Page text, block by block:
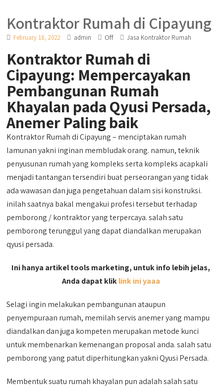
Kontraktor Rumah di Cipayung
February 18, 2022 admin Off Jasa Kontraktor Rumah
Kontraktor Rumah di
Cipayung: Mempercayakan
Pembangunan Rumah
Khayalan pada Qyusi Persada,
Anemer Paling baik
Kontraktor Rumah di Cipayung – menciptakan rumah
lamunan yakni inginan membludak orang. namun, teknik
penyusunan rumah yang kompleks serta kompleks acapkali
menjadi tantangan tersendiri buat perseorangan yang tidak
ada wawasan dan juga pengetahuan dalam sisi konstruksi.
inilah saatnya bakal mengakui profesi tersebut terhadap
pemborong / kontraktor yang terpercaya. salah satu
pemborong terunggul yang dapat diandalkan merupakan
qyusi persada.
Ini hanya artikel tools marketing, untuk info lebih jelas,
Anda dapat kliklink ini yaaa
Selagi ingin melakukan pembangunan ataupun
penyempuraan rumah, memilah servis anemer yang mampu
diandalkan dan juga kompeten merupakan metode kunci
untuk membenarkan kemenangan proposal anda. salah satu
pemborong yang patut diperhitungkan yakni Qyusi Persada.
Membentuk suatu rumah khayalan pun adalah salah satu